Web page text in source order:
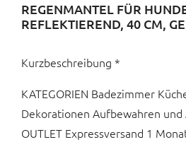
REGENMANTEL FÜR
REFLEKTIEREND, 40 CM,
Kurzbeschreibung *
KATEGORIEN Badezimmer
Dekorationen Aufbewahren
OUTLET Expressversand 1